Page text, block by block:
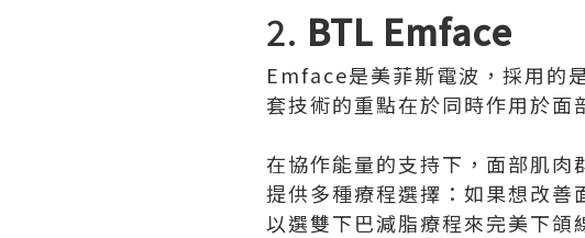
2. BTL Emface
Emface是美菲斯電波，採用的
套技術的重點在於同時作用於面
在協作能量的支持下，面部肌
提供多種療程選擇：如果想改
以選雙下巴減脂療程來完美下頜